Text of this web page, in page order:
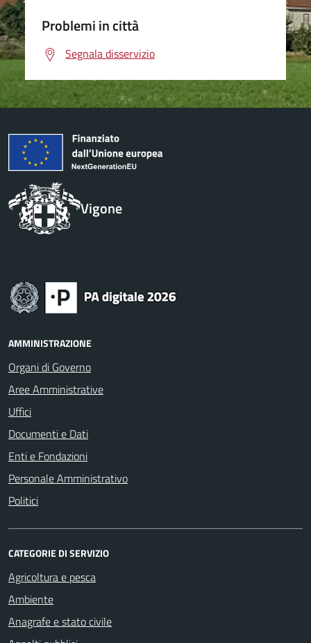
Problemi in città
Segnala disservizio
Vigone
AMMINISTRAZIONE
Organi di Governo
Aree Amministrative
Uffici
Documenti e Dati
Enti e Fondazioni
Personale Amministrativo
Politici
CATEGORIE DI SERVIZIO
Agricoltura e pesca
Ambiente
Anagrafe e stato civile